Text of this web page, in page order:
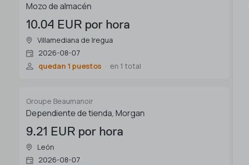
Mozo de almacén
10.04 EUR por hora
Villamediana de Iregua
2026-08-07
quedan 1 puestos
en 1 total
Groupe Beaumanoir
Dependiente de tienda, Morgan
9.21 EUR por hora
León
2026-08-07